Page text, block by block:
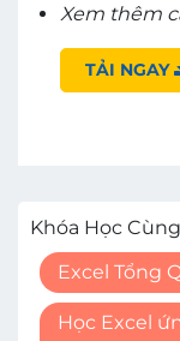
Xem thêm
TẢI NGAY
Khóa Học
Excel Tổng
Học Excel